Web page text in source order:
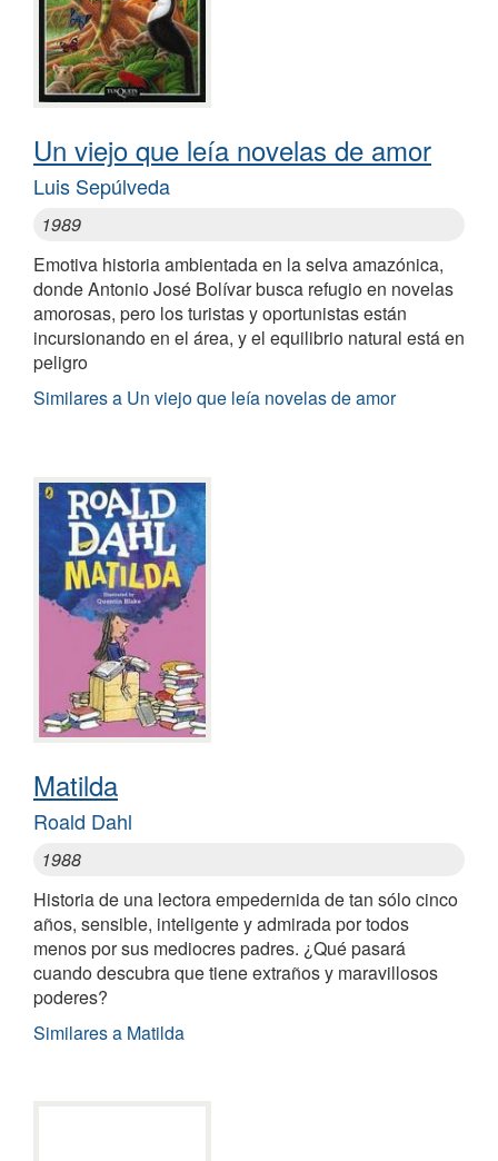
Un viejo que leía novelas de amor
Luis Sepúlveda
1989
Emotiva historia ambientada en la selva amazónica,
donde Antonio José Bolívar busca refugio en novelas
amorosas, pero los turistas y oportunistas están
incursionando en el área, y el equilibrio natural está en
peligro
Similares a Un viejo que leía novelas de amor
Matilda
Roald Dahl
1988
Historia de una lectora empedernida de tan sólo cinco
años, sensible, inteligente y admirada por todos
menos por sus mediocres padres. ¿Qué pasará
cuando descubra que tiene extraños y maravillosos
poderes?
Similares a Matilda